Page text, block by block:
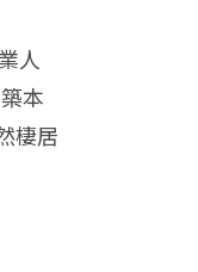
人
本
棲居